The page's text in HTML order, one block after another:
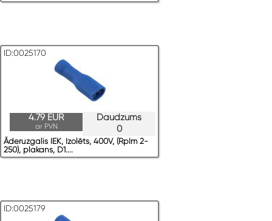
ID:0025170
Daudzums
0
4.79 EUR
ar PVN
Āderuzgalis IEK, Izolēts, 400V, (RpIm 2-
250), plakans, D1....
ID:0025179